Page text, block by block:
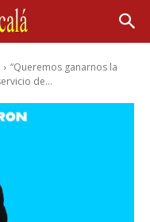
“Queremos ganarnos la
de...